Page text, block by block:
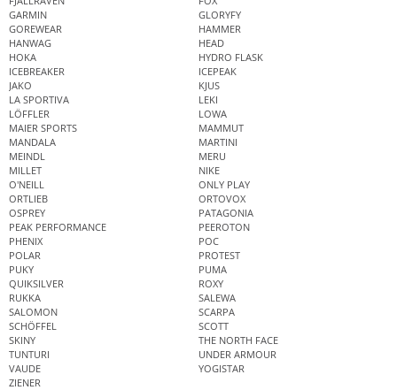
GARMIN
GLORYFY
GOREWEAR
HAMMER
HANWAG
HEAD
HOKA
HYDRO FLASK
ICEBREAKER
ICEPEAK
JAKO
KJUS
LA SPORTIVA
LEKI
LÖFFLER
LOWA
MAIER SPORTS
MAMMUT
MANDALA
MARTINI
MEINDL
MERU
MILLET
NIKE
O'NEILL
ONLY PLAY
ORTLIEB
ORTOVOX
OSPREY
PATAGONIA
PEAK PERFORMANCE
PEEROTON
PHENIX
POC
POLAR
PROTEST
PUKY
PUMA
QUIKSILVER
ROXY
RUKKA
SALEWA
SALOMON
SCARPA
SCHÖFFEL
SCOTT
SKINY
THE NORTH FACE
TUNTURI
UNDER ARMOUR
VAUDE
YOGISTAR
ZIENER